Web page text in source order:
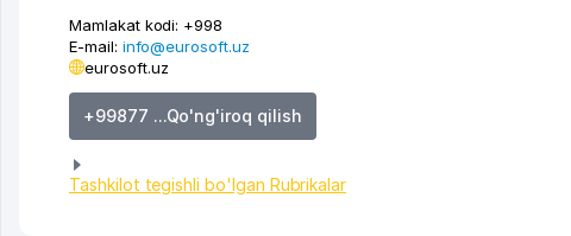
Mamlakat kodi: +998
E-mail: info@eurosoft.uz
eurosoft.uz
+99877 ...Qo'ng'iroq qilish
Tashkilot tegishli bo'lgan Rubrikalar